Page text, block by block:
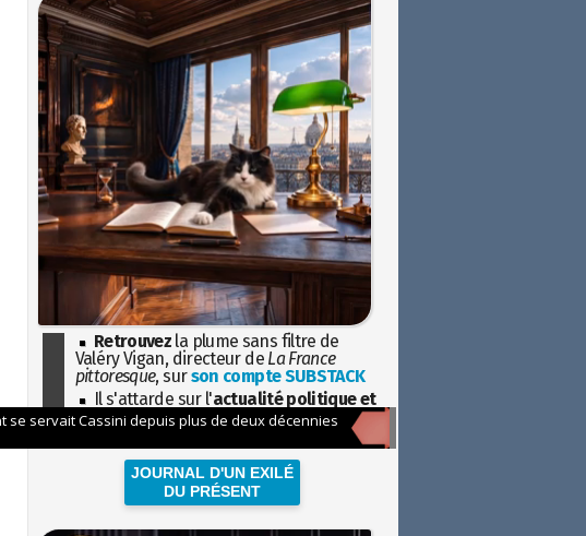
Retrouvez la plume sans filtre de
Valéry Vigan, directeur de La France
pittoresque, surson compte SUBSTACK
Il s'attarde sur l'actualité politique et
sociétaleavec la hauteur de vue de
JOURNAL D'UN EXILÉ
DU PRÉSENT